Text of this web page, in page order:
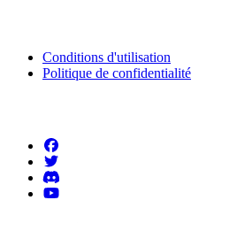
Conditions d'utilisation
Politique de confidentialité